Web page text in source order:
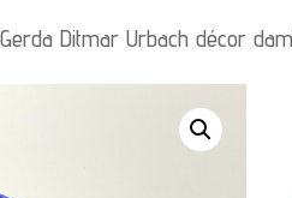
Ditmar Urbach décor